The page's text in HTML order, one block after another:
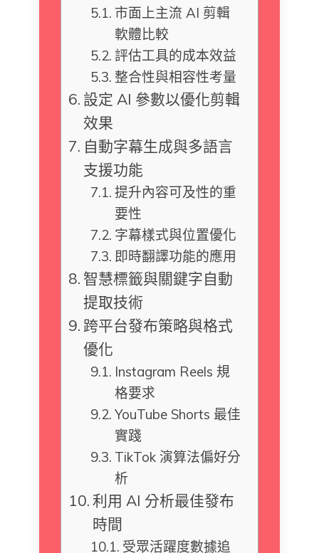
市面上主流 AI 剪輯
軟體比較
評估工具的成本效益
整合性與相容性考量
設定 AI 參數以優化剪輯
效果
自動字幕生成與多語言
支援功能
提升內容可及性的重
要性
字幕樣式與位置優化
即時翻譯功能的應用
智慧標籤與關鍵字自動
提取技術
跨平台發布策略與格式
優化
Instagram Reels 規
格要求
YouTube Shorts 最佳
實踐
TikTok 演算法偏好分
析
利用 AI 分析最佳發布
時間
受眾活躍度數據追